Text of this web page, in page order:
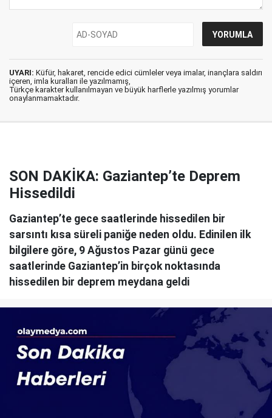
UYARI: Küfür, hakaret, rencide edici cümleler veya imalar, inançlara saldırı
içeren, imla kuralları ile yazılmamış,
Türkçe karakter kullanılmayan ve büyük harflerle yazılmış yorumlar
onaylanmamaktadır.
SON DAKİKA: Gaziantep’te Deprem
Hissedildi
Gaziantep’te gece saatlerinde hissedilen bir
sarsıntı kısa süreli paniğe neden oldu. Edinilen ilk
bilgilere göre, 9 Ağustos Pazar günü gece
saatlerinde Gaziantep’in birçok noktasında
hissedilen bir deprem meydana geldi